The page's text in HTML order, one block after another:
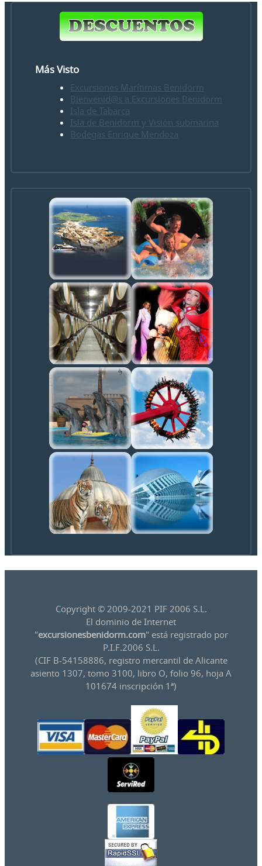
Más Visto
Excursiones Marítimas Benidorm
Bienvenid@s a Excursiones Benidorm
Isla de Tabarca
Isla de Benidorm y Visión submarina
Bodegas Enrique Mendoza
Copyright © 2009-2021 PIF 2006 S.L.
El dominio de Internet
"excursionesbenidorm.com" está registrado por
P.I.F.2006 S.L.
(CIF B-54158886, registro mercantil de Alicante
asiento 1307, tomo 3100, libro O, folio 96, hoja A
101674 inscripción 1ª)